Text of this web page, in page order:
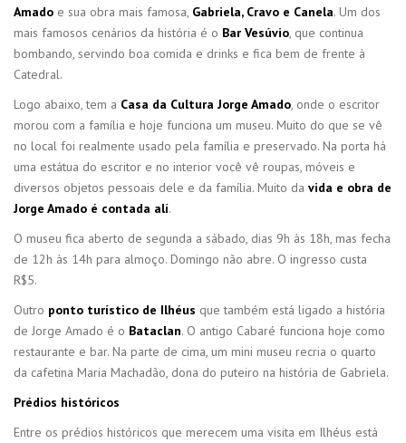
Amado e sua obra mais famosa, Gabriela, Cravo e Canela. Um dos
mais famosos cenários da história é o Bar Vesúvio, que continua
bombando, servindo boa comida e drinks e fica bem de frente à
Catedral.
Logo abaixo, tem a Casa da Cultura Jorge Amado, onde o escritor
morou com a família e hoje funciona um museu. Muito do que se vê
no local foi realmente usado pela família e preservado. Na porta há
uma estátua do escritor e no interior você vê roupas, móveis e
diversos objetos pessoais dele e da família. Muito da vida e obra de
Jorge Amado é contada alí.
O museu fica aberto de segunda a sábado, dias 9h às 18h, mas fecha
de 12h às 14h para almoço. Domingo não abre. O ingresso custa
R$5.
Outro ponto turístico de Ilhéus que também está ligado a história
de Jorge Amado é o Bataclan. O antigo Cabaré funciona hoje como
restaurante e bar. Na parte de cima, um mini museu recria o quarto
da cafetina Maria Machadão, dona do puteiro na história de Gabriela.
Prédios históricos
Entre os prédios históricos que merecem uma visita em Ilhéus está